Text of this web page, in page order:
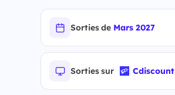
Sorties de Mars 2027
Sorties sur Cdiscount